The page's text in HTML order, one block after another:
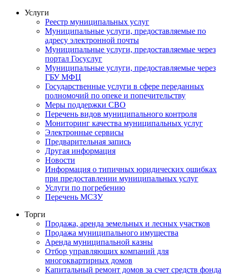
Услуги
Реестр муниципальных услуг
Муниципальные услуги, предоставляемые по
адресу электронной почты
Муниципальные услуги, предоставляемые через
портал Госуслуг
Муниципальные услуги, предоставляемые через
ГБУ МФЦ
Государственные услуги в сфере переданных
полномочий по опеке и попечительству
Меры поддержки СВО
Перечень видов муниципального контроля
Мониторинг качества муниципальных услуг
Электронные сервисы
Предварительная запись
Другая информация
Новости
Информация о типичных юридических ошибках
при предоставлении муниципальных услуг
Услуги по погребению
Перечень МСЗУ
Торги
Продажа, аренда земельных и лесных участков
Продажа муниципального имущества
Аренда муниципальной казны
Отбор управляющих компаний для
многоквартирных домов
Капитальный ремонт домов за счет средств фонда